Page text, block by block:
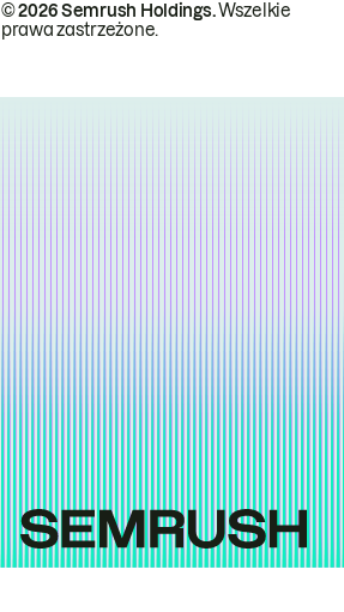
© 2026 Semrush Holdings.Wszelkie
prawa zastrzeżone.